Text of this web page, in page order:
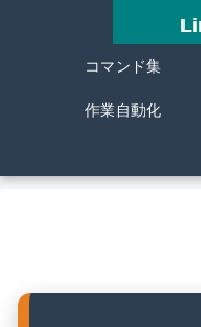
コマンド集
作業自動化